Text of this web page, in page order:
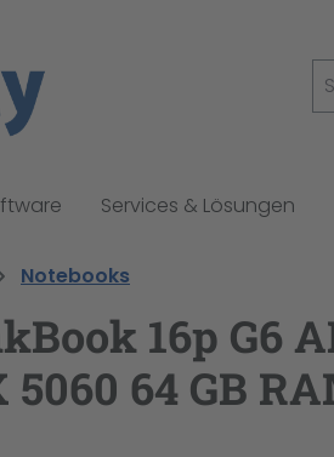
Services & Lösungen
Notebooks
16p G6
64 GB